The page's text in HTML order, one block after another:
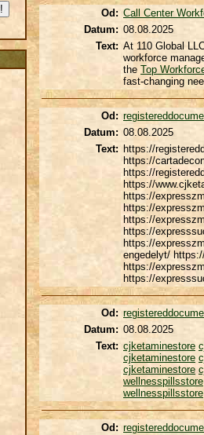
Od: Call Center
Datum: 08.08.2025
Text: At 110 Global
workforce
the Top
fast-changing
Od:
Datum: 08.08.2025
Text: https://
https://
https://
https://
https://
https://
https://
https://
https://
engedelyt/
https://
https://
Od:
Datum: 08.08.2025
Text: cjketaminestore
cjketaminestore
cjketaminestore
wellnesspillsstore
wellnesspillsstore
Od: